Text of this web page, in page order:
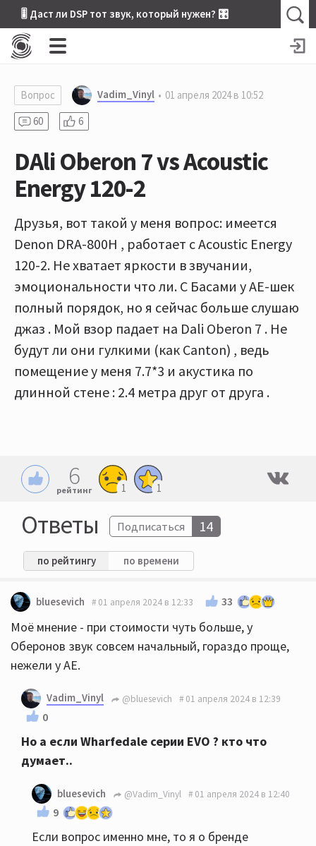
🎚 Даст ли DSP тот звук, который нужен? 🎛
Вопрос Vadim_Vinyl
01 апреля 2024 в 10:52
60
6
DAli Oberon 7 vs Acoustic
Energy 120-2
Друзья, вот такой у меня вопрос: имеется
Denon DRA-800H , работает с Acoustic Energy
120-2. Не хватает яркости в звучании,
эмоциональности что ли. С Басами у АЕ-шек
полный порядок, но я сейчас больше слушаю
джаз . Мой взор падает на Dali Oberon 7 . Не
будут ли они гулкими (как Canton) , ведь
помещение у меня 7.7*3 и акустика по
длинной стене : 2.4 метра друг от друга .
6
рейтинг 1 1
Ответы Подписаться 14
по рейтингу по времени
bluesevich 01 апреля 2024 в 12:33 33
Моё мнение - при стоимости чуть больше, у
Оберонов звук совсем начальный, гораздо проще,
нежели у АЕ.
Vadim_Vinyl @bluesevich 01 апреля 2024 в 12:39
0
Но а если Wharfedale серии EVO ? кто что
думает..
bluesevich @Vadim_Vinyl 01 апреля 2024 в 12:40
9
Если вопрос именно мне, то я о бренде